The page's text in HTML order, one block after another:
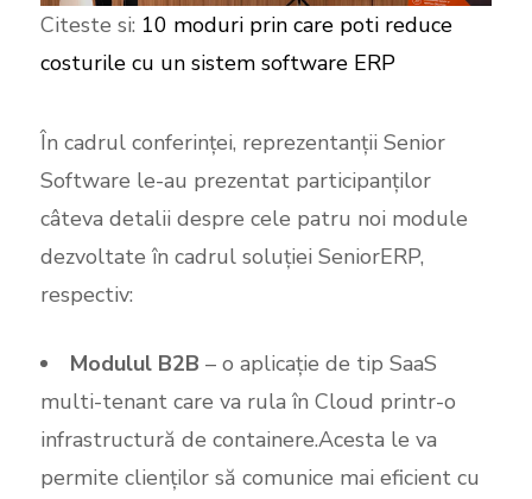
Citeste si: 10 moduri prin care poti reduce
costurile cu un sistem software ERP
În cadrul conferinței, reprezentanții Senior
Software le-au prezentat participanților
câteva detalii despre cele patru noi module
dezvoltate în cadrul soluției SeniorERP,
respectiv:
Modulul B2B – o aplicație de tip SaaS
multi-tenant care va rula în Cloud printr-o
infrastructură de containere.Acesta le va
permite clienților să comunice mai eficient cu